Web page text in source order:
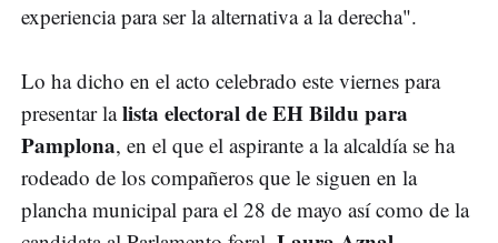
experiencia para ser la alternativa a la derecha".
Lo ha dicho en el acto celebrado este viernes para
presentar lalista electoral de EH Bildu para
Pamplona, en el que el aspirante a la alcaldía se ha
rodeado de los compañeros que le siguen en la
plancha municipal para el 28 de mayo así como de la